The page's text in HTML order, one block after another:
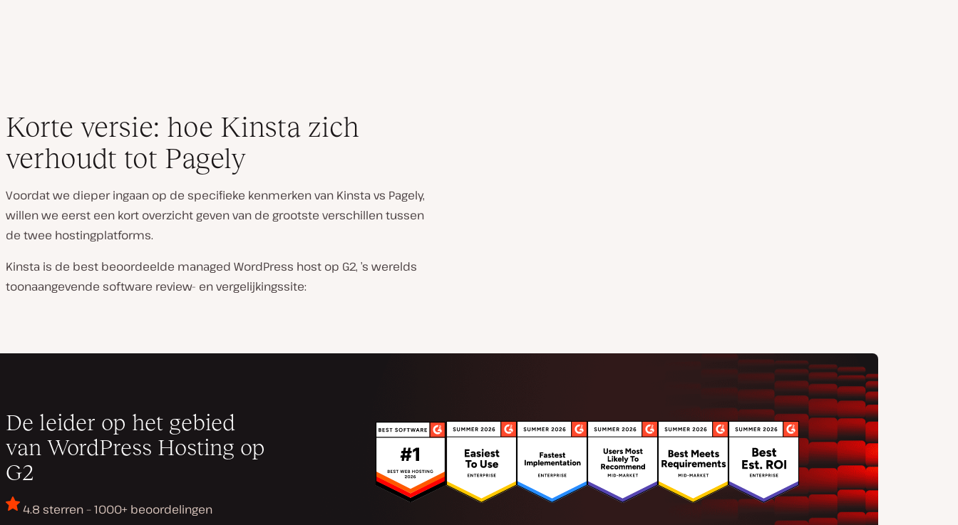
Korte versie: hoe Kinsta zich
verhoudt tot Pagely
Voordat we dieper ingaan op de specifieke kenmerken van Kinsta vs Pagely,
willen we eerst een kort overzicht geven van de grootste verschillen tussen
de twee hostingplatforms.
Kinsta is de best beoordeelde managed WordPress host op G2, ’s werelds
toonaangevende software review- en vergelijkingssite:
De leider op het gebied
van WordPress Hosting op
G2
4.8 sterren – 1000+ beoordelingen